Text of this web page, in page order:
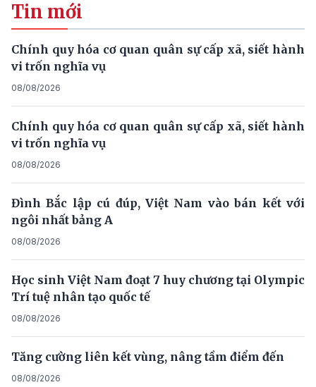
Tin mới
Chính quy hóa cơ quan quân sự cấp xã, siết hành
vi trốn nghĩa vụ
08/08/2026
Chính quy hóa cơ quan quân sự cấp xã, siết hành
vi trốn nghĩa vụ
08/08/2026
Đình Bắc lập cú đúp, Việt Nam vào bán kết với
ngôi nhất bảng A
08/08/2026
Học sinh Việt Nam đoạt 7 huy chương tại Olympic
Trí tuệ nhân tạo quốc tế
08/08/2026
Tăng cường liên kết vùng, nâng tầm điểm đến
08/08/2026